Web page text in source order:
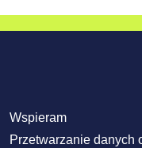
Wspieram
Przetwarzanie danych